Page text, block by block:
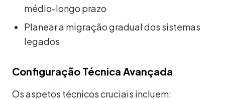
médio-longo prazo
Planear a migração gradual dos sistemas
legados
Configuração Técnica Avançada
Os aspetos técnicos cruciais incluem: